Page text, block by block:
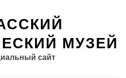
МУЗЕЙ
сайт